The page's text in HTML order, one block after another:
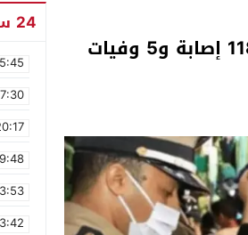
في حصيلة ثقيلة.. وزارة الصحة تعلن تسجيل 1184 إصابة و5 وفيات
24 ساعة